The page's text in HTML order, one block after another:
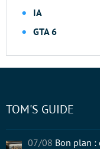
IA
GTA 6
TOM'S GUIDE
07/08 Bon plan :